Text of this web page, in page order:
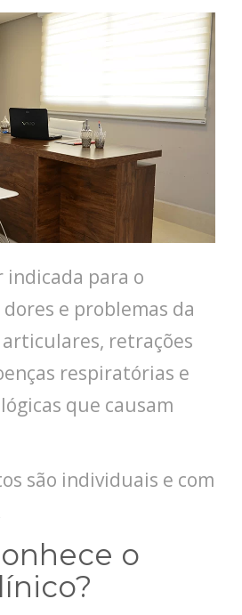
indicada para o
e problemas da
articulares, retrações
respiratórias e
que causam
são individuais e com
o